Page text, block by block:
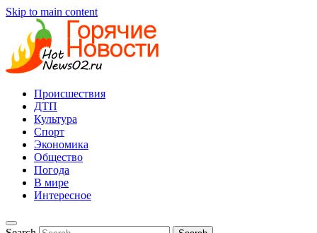
Skip to main content
Происшествия
ДТП
Культура
Спорт
Экономика
Общество
Погода
В мире
Интересное